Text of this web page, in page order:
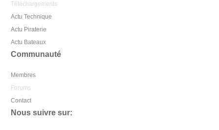
Téléchargements
Actu Technique
Actu Piraterie
Actu Bateaux
Communauté
Membres
Forums
Contact
Nous suivre sur: